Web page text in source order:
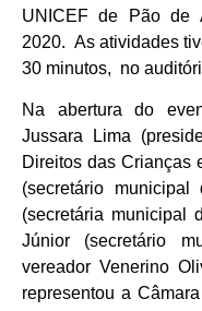
UNICEF de Pão de
2020. As atividades
30 minutos, no
Na abertura do
Jussara Lima
Direitos das Crianças
(secretário
(secretária municipal
Júnior (secretário
vereador Venerino
representou a